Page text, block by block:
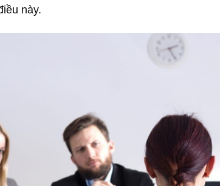
này.